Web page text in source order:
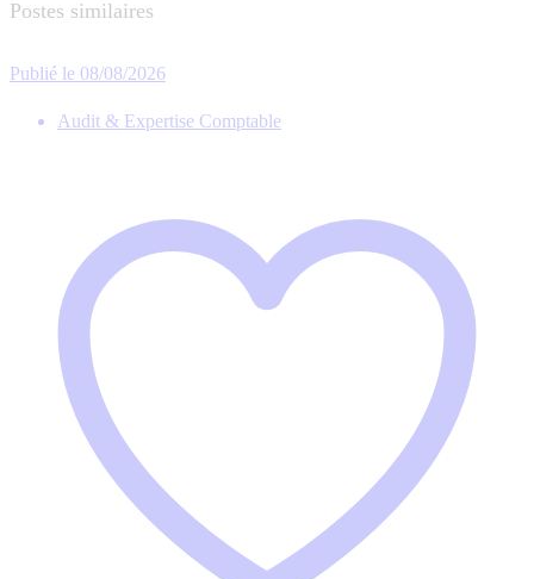
Postes similaires
Publié le 08/08/2026
Audit & Expertise Comptable